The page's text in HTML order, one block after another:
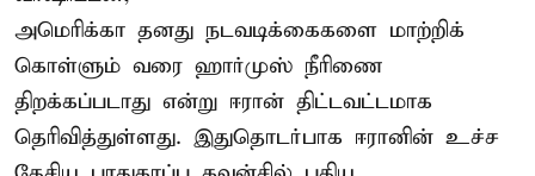
அமெரிக்கா தனது நடவடிக்கைகளை மாற்றிக்
கொள்ளும் வரை ஹார்முஸ் நீரிணை
திறக்கப்படாது என்று ஈரான் திட்டவட்டமாக
தெரிவித்துள்ளது. இதுதொடர்பாக ஈரானின் உச்ச